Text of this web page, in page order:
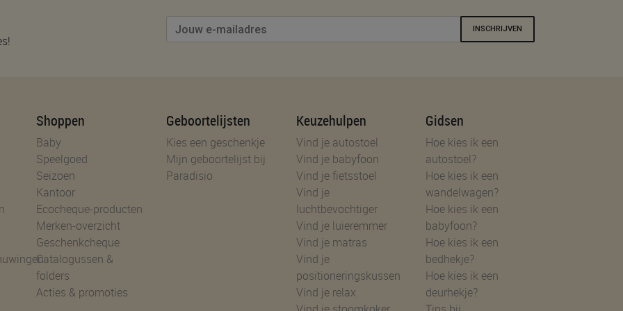
INSCHRIJVEN
Shoppen
Baby
Speelgoed
Seizoen
Kantoor
Ecocheque-producten
Merken-overzicht
Geschenkcheque
Catalogussen &
folders
Acties & promoties
Geboortelijsten
Kies een geschenkje
Mijn geboortelijst bij
Paradisio
Keuzehulpen
Vind je autostoel
Vind je babyfoon
Vind je fietsstoel
Vind je
luchtbevochtiger
Vind je luieremmer
Vind je matras
Vind je
positioneringskussen
Vind je relax
Gidsen
Hoe kies ik een
autostoel?
Hoe kies ik een
wandelwagen?
Hoe kies ik een
babyfoon?
Hoe kies ik een
bedhekje?
Hoe kies ik een
deurhekje?